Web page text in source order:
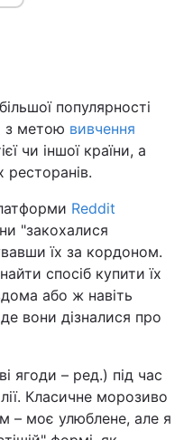
популярності
з метою вивчення
чи іншої країни, а
ресторанів.
Reddit
"закохалися
їх за кордоном.
спосіб купити їх
або ж навіть
вони дізналися про
ягоди – ред.) під час
Класичне морозиво
– моє улюблене, але я